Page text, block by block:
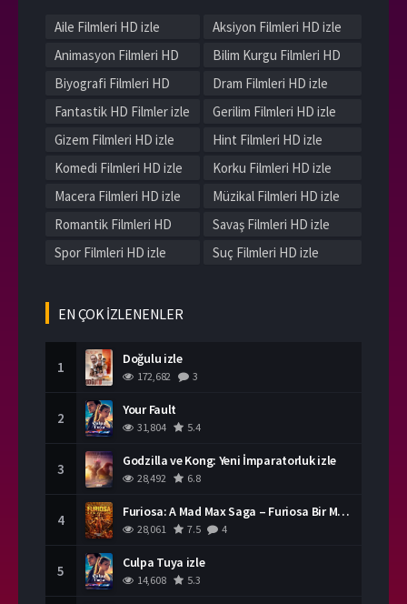
Aile Filmleri HD izle
Aksiyon Filmleri HD izle
Animasyon Filmleri HD
izle
Bilim Kurgu Filmleri HD
izle
Biyografi Filmleri HD
izle
Dram Filmleri HD izle
Fantastik HD Filmler izle
Gerilim Filmleri HD izle
Gizem Filmleri HD izle
Hint Filmleri HD izle
Komedi Filmleri HD izle
Korku Filmleri HD izle
Macera Filmleri HD izle
Müzikal Filmleri HD izle
Romantik Filmleri HD
izle
Savaş Filmleri HD izle
Spor Filmleri HD izle
Suç Filmleri HD izle
Yerli Filmleri HD izle
EN ÇOK İZLENENLER
1 Doğulu izle
172,682 3
2 Your Fault
31,804 5.4
3 Godzilla ve Kong: Yeni İmparatorluk izle
28,492 6.8
4 Furiosa: A Mad Max Saga – Furiosa Bir Mad Max Destanı
28,061 7.5 4
5 Culpa Tuya izle
14,608 5.3